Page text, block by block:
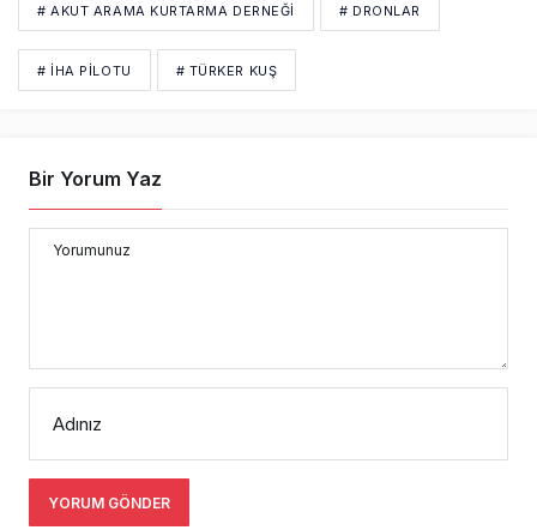
# AKUT ARAMA KURTARMA DERNEĞI # DRONLAR
# İHA PILOTU # TÜRKER KUŞ
Bir Yorum Yaz
Yorumunuz
Adınız
YORUM GÖNDER